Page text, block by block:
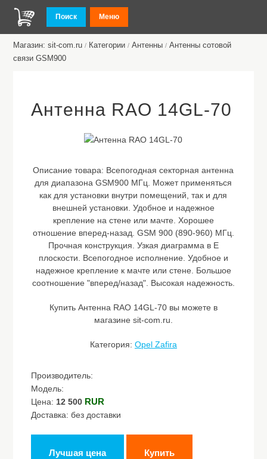
Поиск Меню
Магазин: sit-com.ru / Категории / Антенны / Антенны сотовой
связи GSM900
Антенна RAO 14GL-70
Описание товара: Всепогодная секторная антенна
для диапазона GSM900 МГц. Может применяться
как для установки внутри помещений, так и для
внешней установки. Удобное и надежное
крепление на стене или мачте. Хорошее
отношение вперед-назад. GSM 900 (890-960) МГц.
Прочная конструкция. Узкая диаграмма в Е
плоскости. Всепогодное исполнение. Удобное и
надежное крепление к мачте или стене. Большое
соотношение "вперед/назад". Высокая надежность.
Купить Антенна RAO 14GL-70 вы можете в
магазине sit-com.ru.
Категория: Opel Zafira
Производитель:
Модель:
Цена: 12 500 RUR
Доставка: без доставки
Лучшая цена Купить